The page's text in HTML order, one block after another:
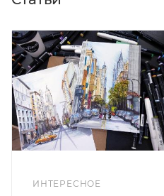
ИНТЕРЕСНОЕ